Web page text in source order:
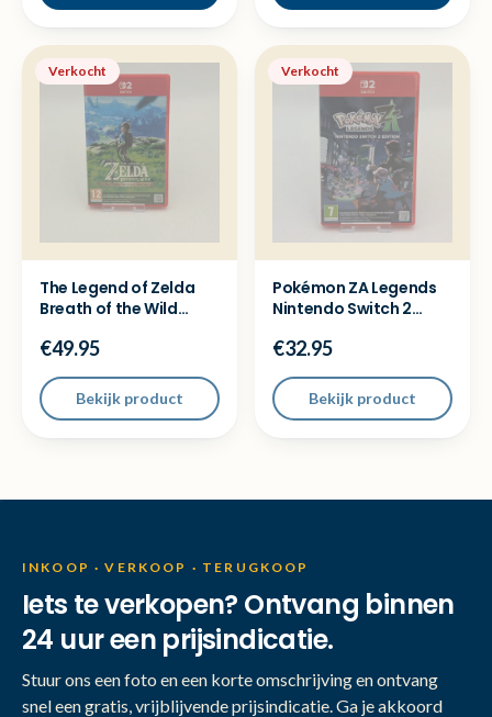
Verkocht
The Legend of Zelda
Breath of the Wild
€49.95
Bekijk product
Verkocht
Pokémon ZA Legends
Nintendo Switch 2
€32.95
Bekijk product
INKOOP · VERKOOP · TERUGKOOP
Iets te verkopen? Ontvang binnen
24 uur een prijsindicatie.
Stuur ons een foto en een korte omschrijving en ontvang
snel een gratis, vrijblijvende prijsindicatie. Ga je akkoord